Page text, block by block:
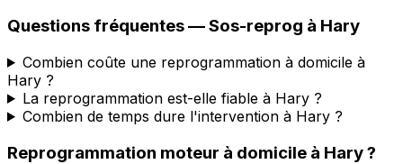
Questions fréquentes —Sos-reprog à Hary
Combien coûte une reprogrammation à domicile à
Hary ?
La reprogrammation est-elle fiable à Hary ?
Combien de temps dure l'intervention à Hary ?
Reprogrammation moteur à domicile à Hary?